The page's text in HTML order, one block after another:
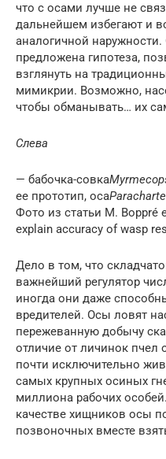
что с осами лучше не
дальнейшем избегают и
аналогичной
предложена гипотеза,
взглянуть на
мимикрии. Возможно,
чтобы обманывать… их
Слева
— бабочка-совка
ее прототип, оса
Фото из статьи M. Boppré
explain accuracy of wasp
Дело в том, что
важнейший регулятор
иногда они даже
вредителей. Осы ловят
пережеванную добычу
отличие от личинок пчел
почти исключительно
самых крупных осиных
миллиона рабочих
качестве хищников осы
позвоночных вместе